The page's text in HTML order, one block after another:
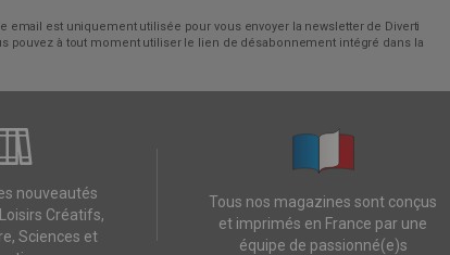
email est uniquement utilisée pour vous envoyer la newsletter de Diverti
pouvez à tout moment utiliser le lien de désabonnement intégré dans la
nouveautés
Créatifs,
Sciences et
Tous nos magazines sont conçus
et imprimés en France par une
équipe de passionné(e)s